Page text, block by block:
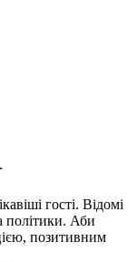
гості. Відомі
політики. Аби
позитивним